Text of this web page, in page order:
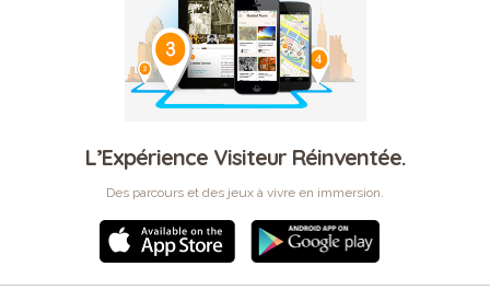
L’Expérience Visiteur Réinventée.
Des parcours et des jeux à vivre en immersion.